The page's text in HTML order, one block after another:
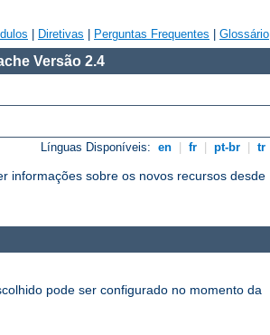
Diretivas Perguntas Frequentes Glossário
Versão 2.4
Línguas Disponíveis: en fr pt-br tr
informações sobre os novos recursos desde
pode ser configurado no momento da